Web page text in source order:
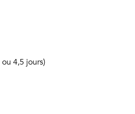
4,5 jours)